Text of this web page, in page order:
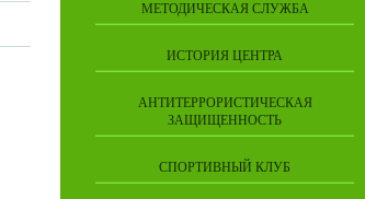
МЕТОДИЧЕСКАЯ СЛУЖБА
ИСТОРИЯ ЦЕНТРА
АНТИТЕРРОРИСТИЧЕСКАЯ
ЗАЩИЩЕННОСТЬ
СПОРТИВНЫЙ КЛУБ